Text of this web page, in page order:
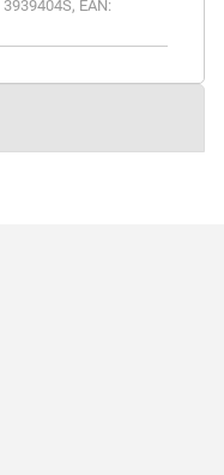
3939404S, EAN: